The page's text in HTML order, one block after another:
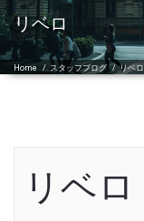
リベロ
Home / スタッフブログ /リベロ
リベロ